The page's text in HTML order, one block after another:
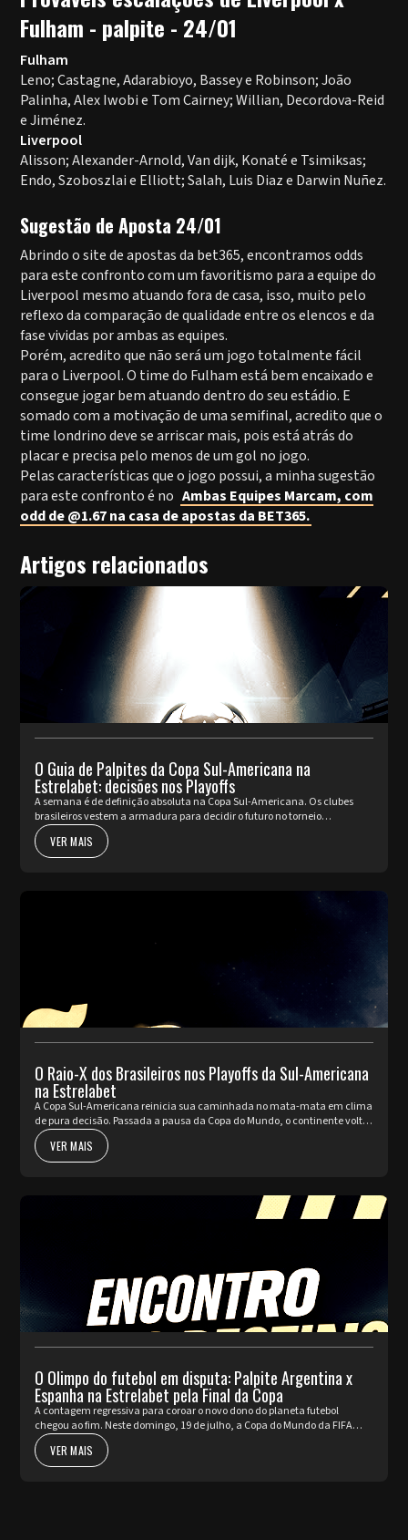
Fulham - palpite - 24/01
Fulham
Leno; Castagne, Adarabioyo, Bassey e Robinson; João
Palinha, Alex Iwobi e Tom Cairney; Willian, Decordova-Reid
e Jiménez.
Liverpool
Alisson; Alexander-Arnold, Van dijk, Konaté e Tsimiksas;
Endo, Szoboszlai e Elliott; Salah, Luis Diaz e Darwin Nuñez.
Sugestão de Aposta 24/01
Abrindo o site de apostas da bet365, encontramos odds
para este confronto com um favoritismo para a equipe do
Liverpool mesmo atuando fora de casa, isso, muito pelo
reflexo da comparação de qualidade entre os elencos e da
fase vividas por ambas as equipes.
Porém, acredito que não será um jogo totalmente fácil
para o Liverpool. O time do Fulham está bem encaixado e
consegue jogar bem atuando dentro do seu estádio. E
somado com a motivação de uma semifinal, acredito que o
time londrino deve se arriscar mais, pois está atrás do
placar e precisa pelo menos de um gol no jogo.
Pelas características que o jogo possui, a minha sugestão
para este confronto é no Ambas Equipes Marcam, com
odd de @1.67 na casa de apostas da BET365.
Artigos relacionados
O Guia de Palpites da Copa Sul-Americana na
Estrelabet: decisões nos Playoffs
A semana é de definição absoluta na Copa Sul-Americana. Os clubes
brasileiros vestem a armadura para decidir o futuro no torneio
internacional diante da sua torcida, valendo a cobiçada vaga nas oi...
VER MAIS
O Raio-X dos Brasileiros nos Playoffs da Sul-Americana
na Estrelabet
A Copa Sul-Americana reinicia sua caminhada no mata-mata em clima
de pura decisão. Passada a pausa da Copa do Mundo, o continente volta
a pulsar com as partidas de ida da fase de Playoffs. Quatro rep...
VER MAIS
O Olimpo do futebol em disputa: Palpite Argentina x
Espanha na Estrelabet pela Final da Copa
A contagem regressiva para coroar o novo dono do planeta futebol
chegou ao fim. Neste domingo, 19 de julho, a Copa do Mundo da FIFA
2026™ apresenta o seu ato mais nobre e aguardado. Argentina e Espa...
VER MAIS